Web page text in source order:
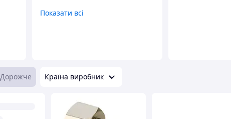
Показати всі
Дорожче Країна виробник